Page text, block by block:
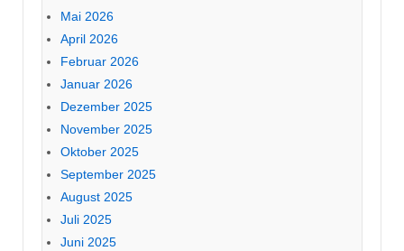
Mai 2026
April 2026
Februar 2026
Januar 2026
Dezember 2025
November 2025
Oktober 2025
September 2025
August 2025
Juli 2025
Juni 2025